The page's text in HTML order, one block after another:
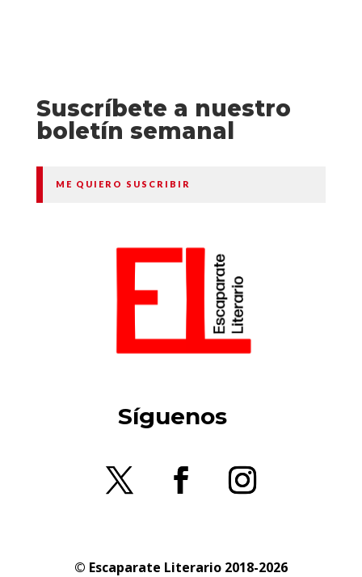
Suscríbete a nuestro
boletín semanal
ME QUIERO SUSCRIBIR
Síguenos
© Escaparate Literario 2018-2026